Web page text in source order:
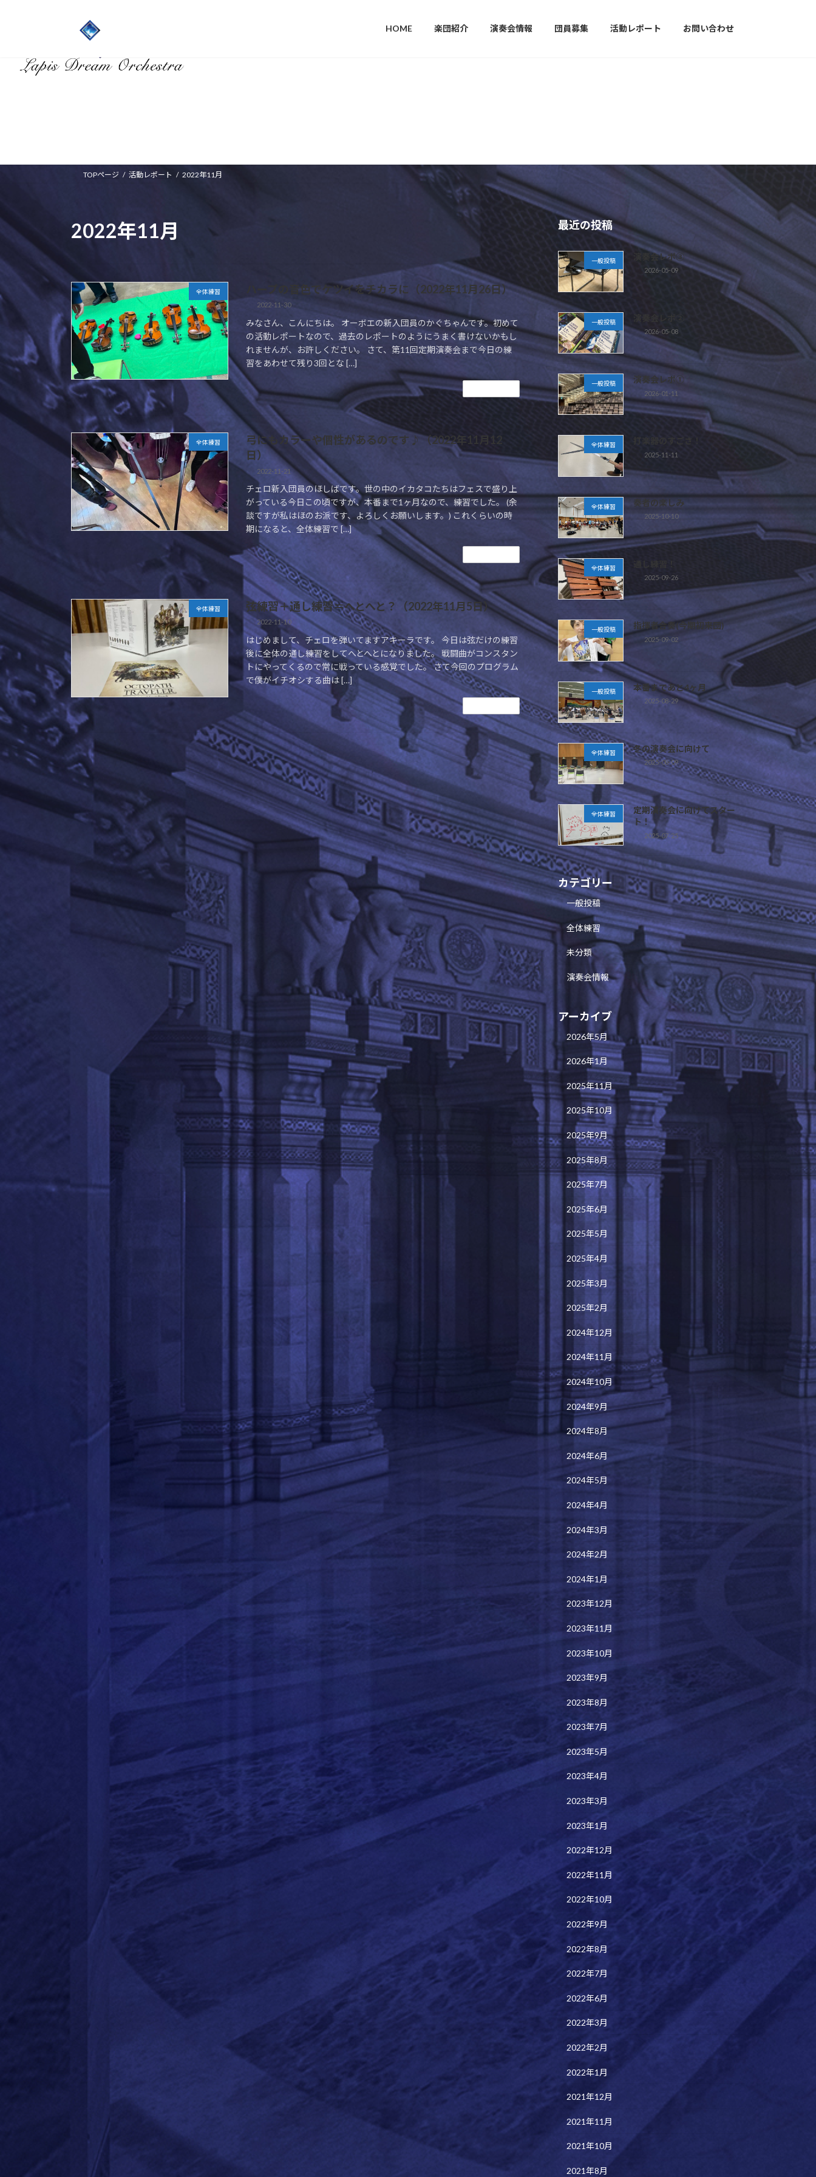
HOME 楽団紹介 演奏会情報 団員募集 活動レポート お問い合わせ
TOPページ 活動レポート 2022年11月
2022年11月
全体練習 ハープの音色でケツイをチカラに（2022年11月26日）
2022-11-30
みなさん、こんにちは。 オーボエの新入団員のかぐちゃんです。初めて
の活動レポートなので、過去のレポートのようにうまく書けないかもし
れませんが、お許しください。 さて、第11回定期演奏会まで今日の練
習をあわせて残り3回とな […]
全体練習
弓にもカラーや個性があるのです♪（2022年11月12
日）
2022-11-21
チェロ新入団員のほしばです。世の中のイカタコたちはフェスで盛り上
がっている今日この頃ですが、本番まで1ヶ月なので、練習でした。 (余
談ですが私はほのお派です、よろしくお願いします。) これくらいの時
期になると、全体練習で […]
全体練習 弦練習＋通し練習＝へとへと？（2022年11月5日）
2022-11-10
はじめまして、チェロを弾いてますアキーラです。 今日は弦だけの練習
後に全体の通し練習をしてへとへとになりました。 戦闘曲がコンスタン
トにやってくるので常に戦っている感覚でした。 さて今回のプログラム
で僕がイチオシする曲は […]
最近の投稿
一般投稿 演奏会レポ③
2026-05-09
一般投稿
2026-05-08
一般投稿 演奏会レポ①
2026-01-11
全体練習
2025-11-11
全体練習 奏者の楽しみ
2025-10-10
全体練習
2025-09-26
一般投稿 指揮者合奏(今期初来団)
2025-09-02
一般投稿 本番まであと4ヶ月
2025-08-29
全体練習 冬の演奏会に向けて
2025-08-09
全体練習
定期演奏会に向けてスター
ト！
2025-07-25
カテゴリー
一般投稿
全体練習
未分類
演奏会情報
アーカイブ
2026年5月
2026年1月
2025年11月
2025年10月
2025年9月
2025年8月
2025年7月
2025年6月
2025年5月
2025年4月
2025年3月
2025年2月
2024年12月
2024年11月
2024年10月
2024年9月
2024年8月
2024年6月
2024年5月
2024年4月
2024年3月
2024年2月
2024年1月
2023年12月
2023年11月
2023年10月
2023年9月
2023年8月
2023年7月
2023年5月
2023年4月
2023年3月
2023年1月
2022年12月
2022年11月
2022年10月
2022年9月
2022年8月
2022年7月
2022年6月
2022年3月
2022年2月
2022年1月
2021年12月
2021年11月
2021年10月
2021年8月